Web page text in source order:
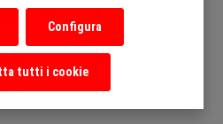
English Italiano
Français
Österreich
Configura
tutti i cookie